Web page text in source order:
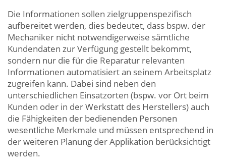
Die Informationen sollen zielgruppenspezifisch
aufbereitet werden, dies bedeutet, dass bspw. der
Mechaniker nicht notwendigerweise sämtliche
Kundendaten zur Verfügung gestellt bekommt,
sondern nur die für die Reparatur relevanten
Informationen automatisiert an seinem Arbeitsplatz
zugreifen kann. Dabei sind neben den
unterschiedlichen Einsatzorten (bspw. vor Ort beim
Kunden oder in der Werkstatt des Herstellers) auch
die Fähigkeiten der bedienenden Personen
wesentliche Merkmale und müssen entsprechend in
der weiteren Planung der Applikation berücksichtigt
werden.